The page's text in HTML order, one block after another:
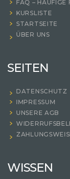
FAQ – HÄUFIGE
KURSLISTE
STARTSEITE
ÜBER UNS
SEITEN
DATENSCHUTZ
IMPRESSUM
UNSERE AGB
WISSEN